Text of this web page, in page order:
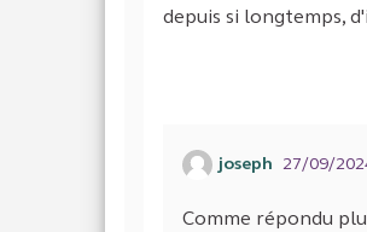
depuis si longtemps,
joseph 27/09/
Comme répondu